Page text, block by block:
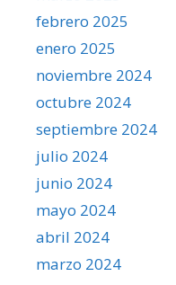
febrero 2025
enero 2025
noviembre 2024
octubre 2024
septiembre 2024
julio 2024
junio 2024
mayo 2024
abril 2024
marzo 2024